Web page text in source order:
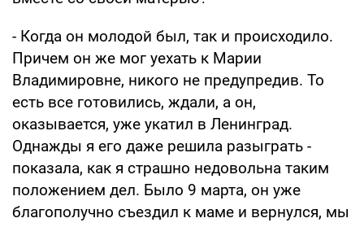
- Когда он молодой был, так и происходило.
Причем он же мог уехать к Марии
Владимировне, никого не предупредив. То
есть все готовились, ждали, а он,
оказывается, уже укатил в Ленинград.
Однажды я его даже решила разыграть -
показала, как я страшно недовольна таким
положением дел. Было 9 марта, он уже
благополучно съездил к маме и вернулся, мы